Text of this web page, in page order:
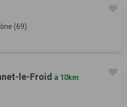
(69)
le-Froid à 10km